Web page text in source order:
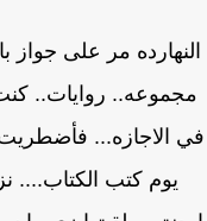
مر على جواز
روايات.. كنت.
الاجازه... فأضطريت
يوم كتب الكتاب....